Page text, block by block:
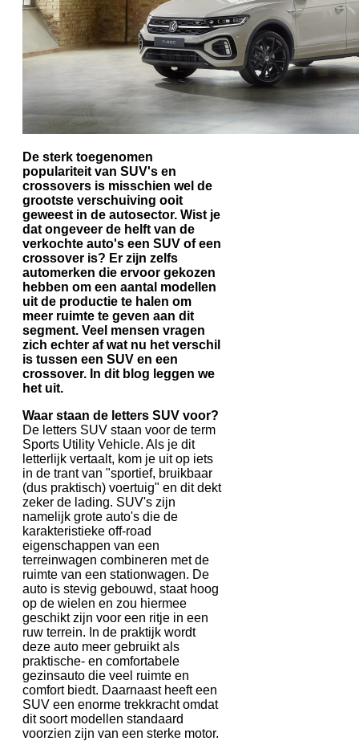
De sterk toegenomen
populariteit van SUV's en
crossovers is misschien wel de
grootste verschuiving ooit
geweest in de autosector. Wist je
dat ongeveer de helft van de
verkochte auto's een SUV of een
crossover is? Er zijn zelfs
automerken die ervoor gekozen
hebben om een aantal modellen
uit de productie te halen om
meer ruimte te geven aan dit
segment. Veel mensen vragen
zich echter af wat nu het verschil
is tussen een SUV en een
crossover. In dit blog leggen we
het uit.
Waar staan de letters SUV voor?
De letters SUV staan voor de term
Sports Utility Vehicle. Als je dit
letterlijk vertaalt, kom je uit op iets
in de trant van "sportief, bruikbaar
(dus praktisch) voertuig" en dit dekt
zeker de lading. SUV's zijn
namelijk grote auto's die de
karakteristieke off-road
eigenschappen van een
terreinwagen combineren met de
ruimte van een stationwagen. De
auto is stevig gebouwd, staat hoog
op de wielen en zou hiermee
geschikt zijn voor een ritje in een
ruw terrein. In de praktijk wordt
deze auto meer gebruikt als
praktische- en comfortabele
gezinsauto die veel ruimte en
comfort biedt. Daarnaast heeft een
SUV een enorme trekkracht omdat
dit soort modellen standaard
voorzien zijn van een sterke motor.